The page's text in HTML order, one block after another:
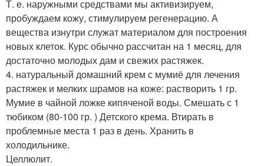
Т. е. наружными средствами мы активизируем,
пробуждаем кожу, стимулируем регенерацию. А
вещества изнутри служат материалом для построения
новых клеток. Курс обычно рассчитан на 1 месяц, для
достаточно молодых дам и свежих растяжек.
4. натуральный домашний крем с мумиё для лечения
растяжек и мелких шрамов на коже: растворить 1 гр.
Мумие в чайной ложке кипяченой воды. Смешать с 1
тюбиком (80-100 гр. ) Детского крема. Втирать в
проблемные места 1 раз в день. Хранить в
холодильнике.
Целлюлит.